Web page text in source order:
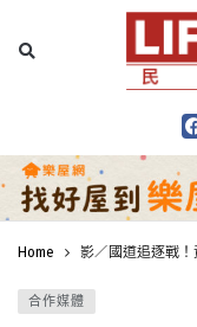
Home 影／國道追逐戰
合作媒體